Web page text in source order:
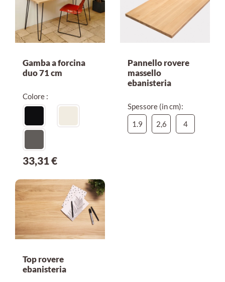
Gamba a forcina
duo 71 cm
Colore :
33,31 €
Pannello rovere
massello
ebanisteria
Spessore (in cm):
1.9
2,6 4
Top rovere
ebanisteria